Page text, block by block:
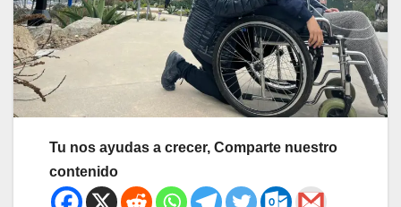
Tu nos ayudas a crecer, Comparte nuestro
contenido